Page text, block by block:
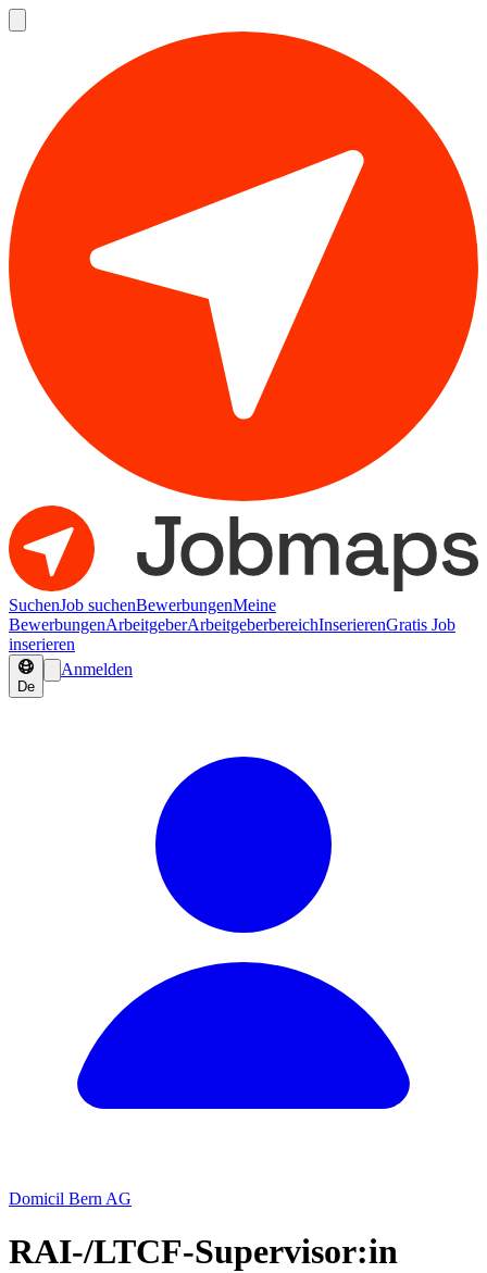
SuchenJob suchenBewerbungenMeine
BewerbungenArbeitgeberArbeitgeberbereichInserierenGratis Job
inserieren
De
Anmelden
Domicil Bern AG
RAI-/LTCF-Supervisor:in